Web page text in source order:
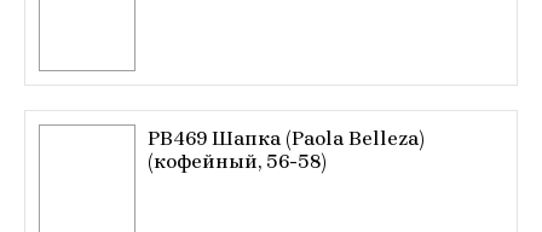
PB469 Шапка (Paola Belleza)
(кофейный, 56-58)